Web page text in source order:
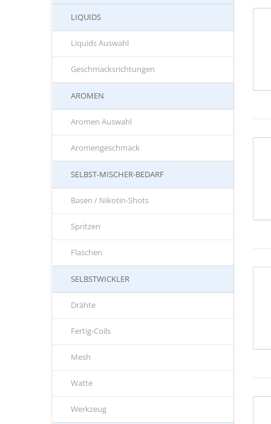
LIQUIDS
Liquids Auswahl
Geschmacksrichtungen
AROMEN
Aromen Auswahl
Aromengeschmack
SELBST-MISCHER-BEDARF
Basen / Nikotin-Shots
Spritzen
Flaschen
SELBSTWICKLER
Drähte
Fertig-Coils
Mesh
Watte
Werkzeug